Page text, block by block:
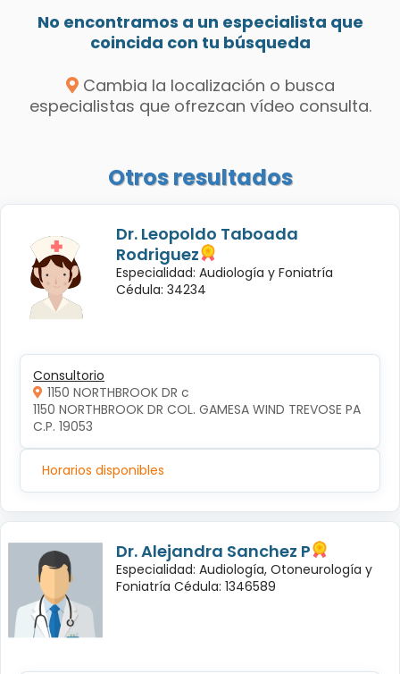
No encontramos a un especialista que
coincida con tu búsqueda
Cambia la localización o busca
especialistas que ofrezcan vídeo consulta.
Otros resultados
Dr. Leopoldo Taboada
Rodriguez
Especialidad: Audiología y Foniatría
Cédula: 34234
Consultorio
1150 NORTHBROOK DR c
1150 NORTHBROOK DR COL. GAMESA WIND TREVOSE PA
C.P. 19053
Horarios disponibles
Dr. Alejandra Sanchez P
Especialidad: Audiología, Otoneurología y
Foniatría Cédula: 1346589